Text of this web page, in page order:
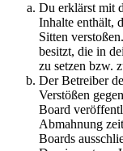
Du erklärst mit
Inhalte enthält,
Sitten
besitzt, die in
zu setzen bzw.
Der Betreiber
Verstößen
Board
Abmahnung
Boards